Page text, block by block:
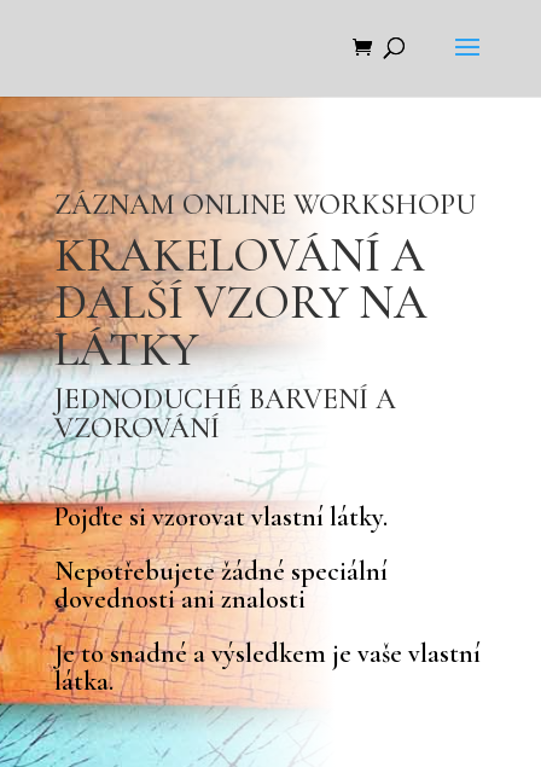
ZÁZNAM ONLINE WORKSHOPU
KRAKELOVÁNÍ A
DALŠÍ VZORY NA
LÁTKY
JEDNODUCHÉ BARVENÍ A
VZOROVÁNÍ
Pojďte si vzorovat vlastní látky.
Nepotřebujete žádné speciální
dovednosti ani znalosti
Je to snadné a výsledkem je vaše vlastní
látka.